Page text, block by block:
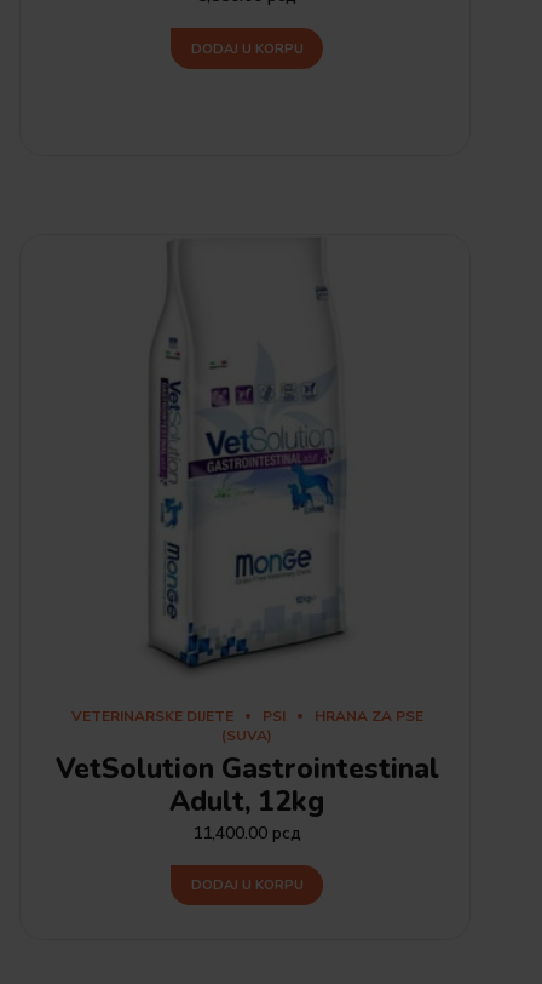
DODAJ U KORPU
VETERINARSKE DIJETE PSI
HRANA ZA PSE
(SUVA)
VetSolution Gastrointestinal
Adult, 12kg
11,400.00 рсд
DODAJ U KORPU